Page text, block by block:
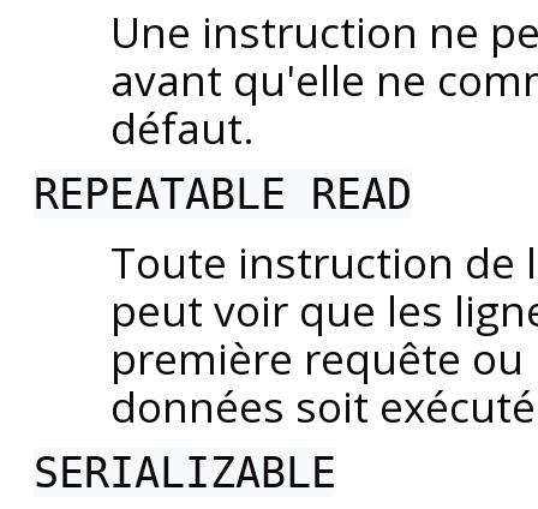
Une instruction ne
avant qu'elle ne
défaut.
REPEATABLE READ
Toute instruction de
peut voir que les
première requête
données soit
SERIALIZABLE